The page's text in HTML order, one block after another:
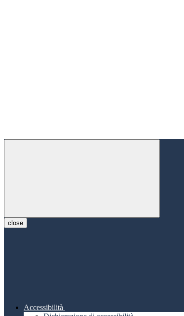
close
Accessibilità